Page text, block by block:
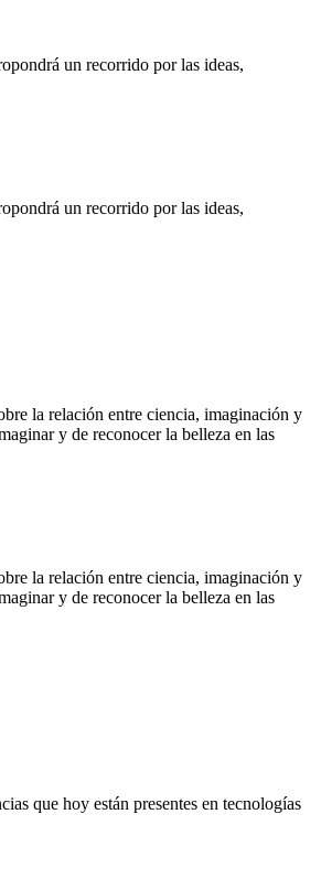
un recorrido por las ideas,
un recorrido por las ideas,
la relación entre ciencia, imaginación y
y de reconocer la belleza en las
la relación entre ciencia, imaginación y
y de reconocer la belleza en las
que hoy están presentes en tecnologías